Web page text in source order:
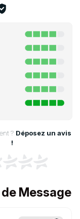
? Déposez un avis
!
Message